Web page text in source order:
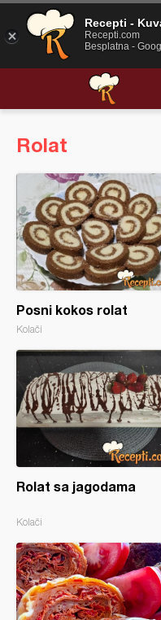
Rolat
Posni kokos rolat
Kolači
Rolat sa jagodama
Kolači
Recepti -
Recepti.com
Besplatna -